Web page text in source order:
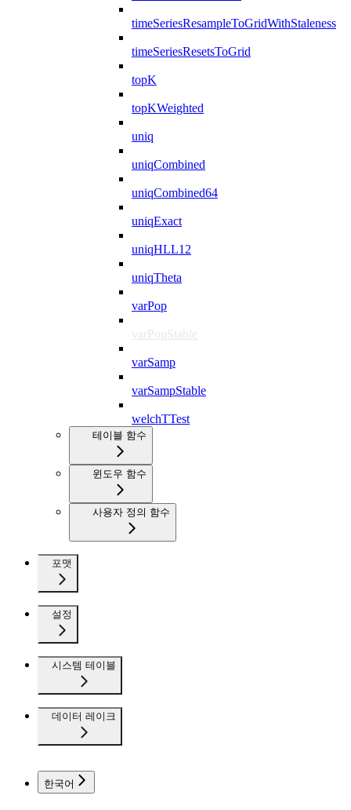
timeSeriesResampleToGridWithStaleness
timeSeriesResetsToGrid
topK
topKWeighted
uniq
uniqCombined
uniqCombined64
uniqExact
uniqHLL12
uniqTheta
varPop
varPopStable
varSamp
varSampStable
welchTTest
테이블 함수
윈도우 함수
사용자 정의 함수
포맷
설정
시스템 테이블
데이터 레이크
한국어